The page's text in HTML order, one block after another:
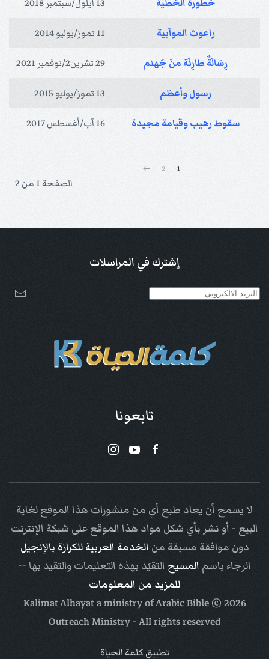
خطورة الخطية 13 أيلول/سبتمبر 2018
راعوث الموآبية 11 تموز/يوليو 2014
رِسَالَةٌ طارِئَة منَ جَهنم 29 تشرين2/نوفمبر 2021
رسول وأعظم 13 تموز/يوليو 2015
سقوط رهيب وقيامة مجيدة 16 آب/أغسطس 2017
الصفحة 1 من 2
1
2
إشترك في المراسلات
تابعونا
لا يسمح أن يعاد طبع أي من منشورات هذا الموقع لغاية
البيع - أو نشر بأي شكل مواد هذا الموقع على شبكة الإنترنت
دون موافقة مسبقة من الخدمة العربية للكرازة بالإنجيل
الرجاء باسم المسيح التقيّد بهذه التعليمات والتقيد بها --
للمزيد من المعلومات
2026
© Kalimat Alhayat a ministry of
Arabic Bible
Outreach Ministry- All rights reserved
تطبيق كلمة الحياة